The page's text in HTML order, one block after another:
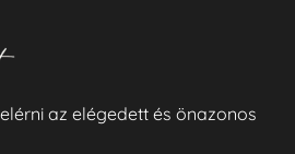
az elégedett és önazonos